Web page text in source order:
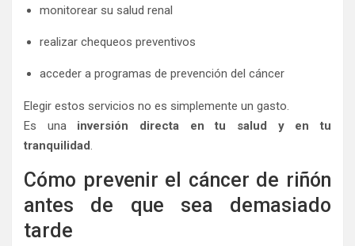
monitorear su salud renal
realizar chequeos preventivos
acceder a programas de prevención del cáncer
Elegir estos servicios no es simplemente un gasto.
Es una inversión directa en tu salud y en tu
tranquilidad.
Cómo prevenir el cáncer de riñón
antes de que sea demasiado
tarde